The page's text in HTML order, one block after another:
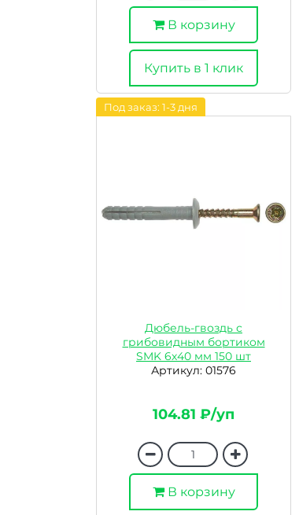
В корзину
Купить в 1 клик
Под заказ: 1-3 дня
Дюбель-гвоздь с
грибовидным бортиком
SMK 6х40 мм 150 шт
Артикул: 01576
104.81 ₽/уп
В корзину